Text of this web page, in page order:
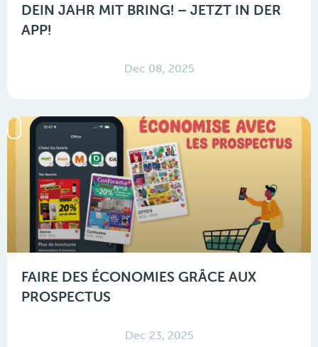
DEIN JAHR MIT BRING! – JETZT IN DER
APP!
Dec 08, 2025
FAIRE DES ÉCONOMIES GRÂCE AUX
PROSPECTUS
Dec 23, 2025